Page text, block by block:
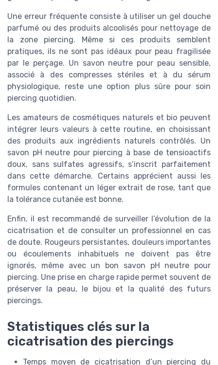
Une erreur fréquente consiste à utiliser un gel douche
parfumé ou des produits alcoolisés pour nettoyage de
la zone piercing. Même si ces produits semblent
pratiques, ils ne sont pas idéaux pour peau fragilisée
par le perçage. Un savon neutre pour peau sensible,
associé à des compresses stériles et à du sérum
physiologique, reste une option plus sûre pour soin
piercing quotidien.
Les amateurs de cosmétiques naturels et bio peuvent
intégrer leurs valeurs à cette routine, en choisissant
des produits aux ingrédients naturels contrôlés. Un
savon pH neutre pour piercing à base de tensioactifs
doux, sans sulfates agressifs, s’inscrit parfaitement
dans cette démarche. Certains apprécient aussi les
formules contenant un léger extrait de rose, tant que
la tolérance cutanée est bonne.
Enfin, il est recommandé de surveiller l’évolution de la
cicatrisation et de consulter un professionnel en cas
de doute. Rougeurs persistantes, douleurs importantes
ou écoulements inhabituels ne doivent pas être
ignorés, même avec un bon savon pH neutre pour
piercing. Une prise en charge rapide permet souvent de
préserver la peau, le bijou et la qualité des futurs
piercings.
Statistiques clés sur la
cicatrisation des piercings
Temps moyen de cicatrisation d’un piercing du